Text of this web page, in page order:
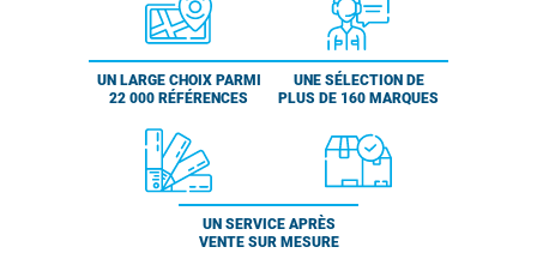
UN LARGE CHOIX PARMI
22 000 RÉFÉRENCES
UNE SÉLECTION DE
PLUS DE 160 MARQUES
UN SERVICE APRÈS
VENTE SUR MESURE